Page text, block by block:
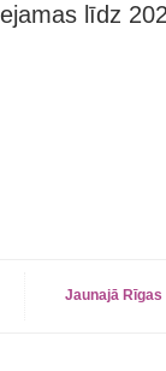
līdz
Jaunajā